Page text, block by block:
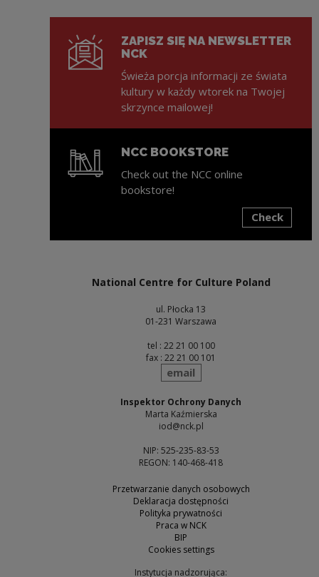
ZAPISZ SIĘ NA NEWSLETTER
NCK
Świeża porcja informacji ze świata
kultury w każdy wtorek na Twojej
skrzynce mailowej!
NCC BOOKSTORE
Check out the NCC online
bookstore!
Check
National Centre for Culture Poland
ul. Płocka 13
01-231 Warszawa
tel : 22 21 00 100
fax : 22 21 00 101
send
email
Inspektor Ochrony Danych
Marta Kaźmierska
iod@nck.pl
NIP: 525-235-83-53
REGON: 140-468-418
Przetwarzanie danych osobowych
Deklaracja dostępności
Polityka prywatności
Praca w NCK
BIP
Cookies settings
Instytucja nadzorująca: